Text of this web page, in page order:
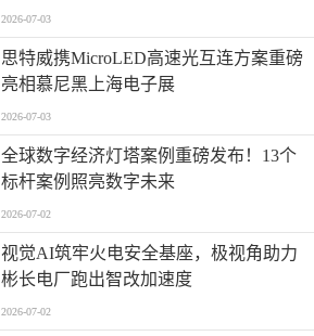
2026-07-03
思特威携MicroLED高速光互连方案重磅
亮相慕尼黑上海电子展
2026-07-03
全球数字经济灯塔案例重磅发布！13个
标杆案例照亮数字未来
2026-07-02
视觉AI筑牢火电安全基座，极视角助力
彬长电厂跑出智改加速度
2026-07-02